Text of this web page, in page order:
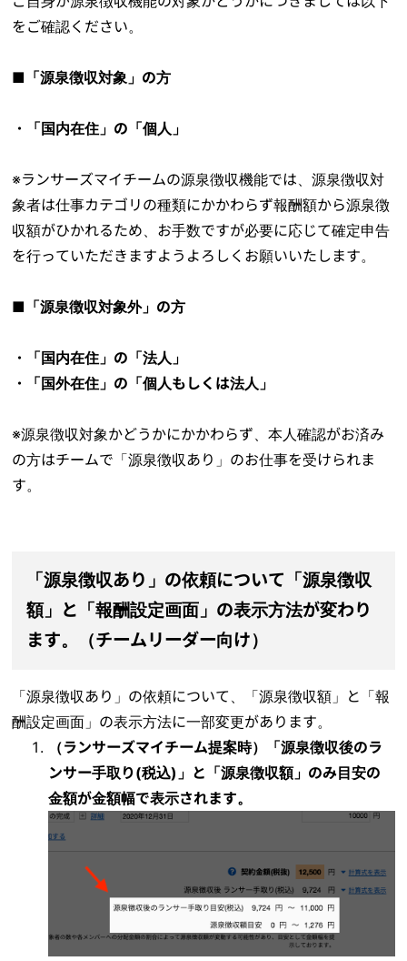
をご確認ください。
■「源泉徴収対象」の方
・「国内在住」の「個人」
※ランサーズマイチームの源泉徴収機能では、源泉徴収対
象者は仕事カテゴリの種類にかかわらず報酬額から源泉徴
収額がひかれるため、お手数ですが必要に応じて確定申告
を行っていただきますようよろしくお願いいたします。
■「源泉徴収対象外」の方
・「国内在住」の「法人」
・「国外在住」の「個人もしくは法人」
※源泉徴収対象かどうかにかかわらず、本人確認がお済み
の方はチームで「源泉徴収あり」のお仕事を受けられま
す。
「源泉徴収あり」の依頼について「源泉徴収
額」と「報酬設定画面」の表示方法が変わり
ます。（チームリーダー向け）
「源泉徴収あり」の依頼について、「源泉徴収額」と「報
酬設定画面」の表示方法に一部変更があります。
（ランサーズマイチーム提案時）
「源泉徴収後のラ
ンサー手取り(税込)」と「源泉徴収額」のみ目安の
金額が金額幅で表示されます。